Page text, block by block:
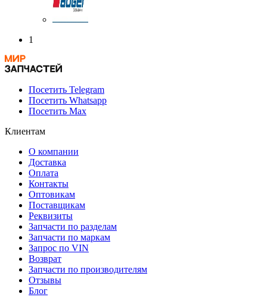
1
Посетить Telegram
Посетить Whatsapp
Посетить Max
Клиентам
О компании
Доставка
Оплата
Контакты
Оптовикам
Поставщикам
Реквизиты
Запчасти по разделам
Запчасти по маркам
Запрос по VIN
Возврат
Запчасти по производителям
Отзывы
Блог